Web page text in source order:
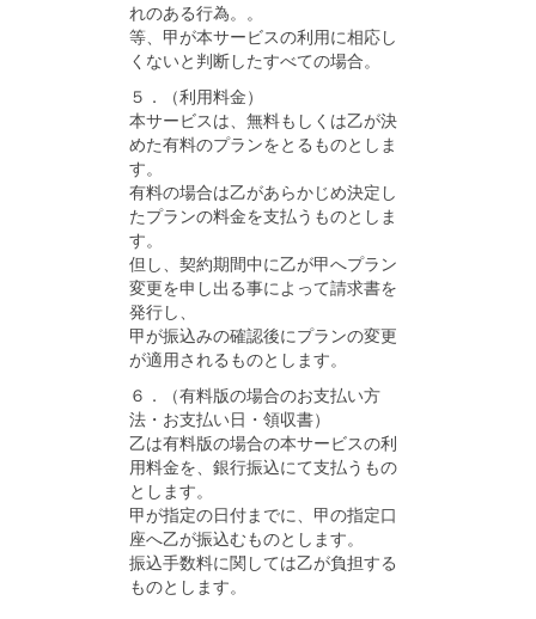
れのある行為。。
等、甲が本サービスの利用に相応し
くないと判断したすべての場合。
５．（利用料金）
本サービスは、無料もしくは乙が決
めた有料のプランをとるものとしま
す。
有料の場合は乙があらかじめ決定し
たプランの料金を支払うものとしま
す。
但し、契約期間中に乙が甲へプラン
変更を申し出る事によって請求書を
発行し、
甲が振込みの確認後にプランの変更
が適用されるものとします。
６．（有料版の場合のお支払い方
法・お支払い日・領収書）
乙は有料版の場合の本サービスの利
用料金を、銀行振込にて支払うもの
とします。
甲が指定の日付までに、甲の指定口
座へ乙が振込むものとします。
振込手数料に関しては乙が負担する
ものとします。